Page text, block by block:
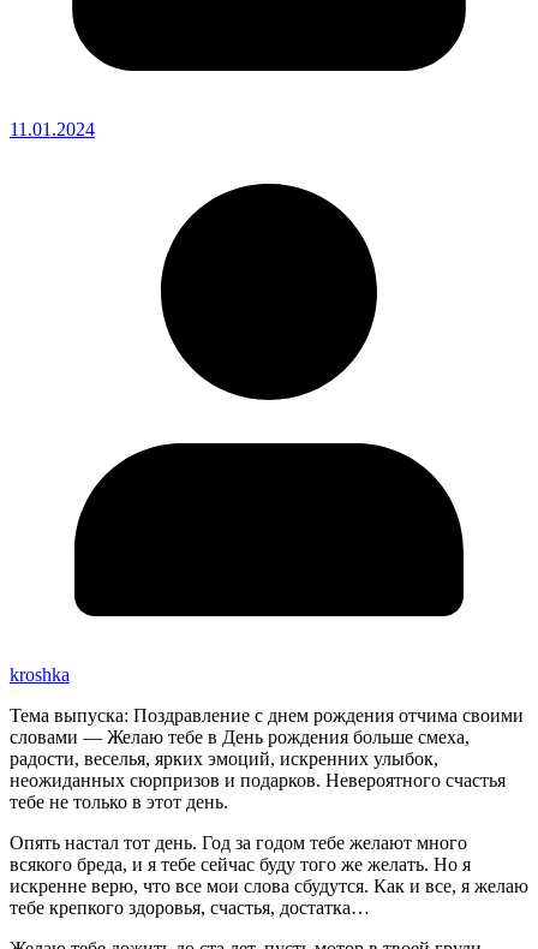
11.01.2024
kroshka
Тема выпуска: Поздравление с днем рождения отчима своими
словами — Желаю тебе в День рождения больше смеха,
радости, веселья, ярких эмоций, искренних улыбок,
неожиданных сюрпризов и подарков. Невероятного счастья
тебе не только в этот день.
Опять настал тот день. Год за годом тебе желают много
всякого бреда, и я тебе сейчас буду того же желать. Но я
искренне верю, что все мои слова сбудутся. Как и все, я желаю
тебе крепкого здоровья, счастья, достатка…